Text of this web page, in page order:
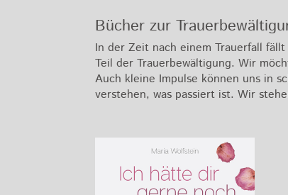
Bücher zur
In der Zeit nach einem Trauerfall
Teil der Trauerbewältigung. Wir
Auch kleine Impulse können uns in
verstehen, was passiert ist. Wir